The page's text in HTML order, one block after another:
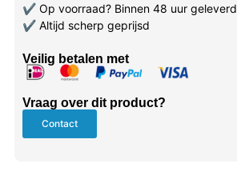
✔Op voorraad? Binnen 48 uur geleverd
✔Altijd scherp geprijsd
Veilig betalen met
Vraag over dit product?
Contact